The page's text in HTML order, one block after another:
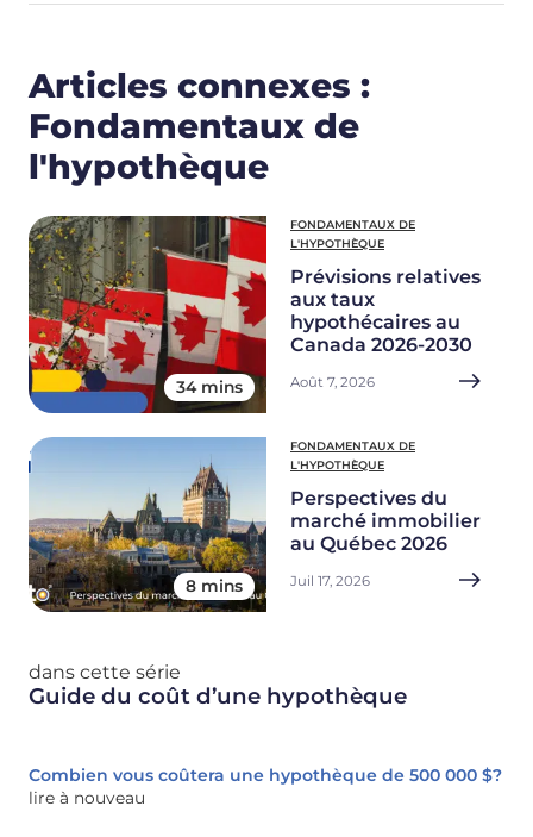
Articles connexes :
Fondamentaux de
l'hypothèque
34 mins
FONDAMENTAUX DE
L'HYPOTHÈQUE
Prévisions relatives
aux taux
hypothécaires au
Canada 2026-2030
Août 7, 2026
8 mins
FONDAMENTAUX DE
L'HYPOTHÈQUE
Perspectives du
marché immobilier
au Québec 2026
Juil 17, 2026
dans cette série
Guide du coût d’une hypothèque
Combien vous coûtera une hypothèque de 500 000 $?
lire à nouveau